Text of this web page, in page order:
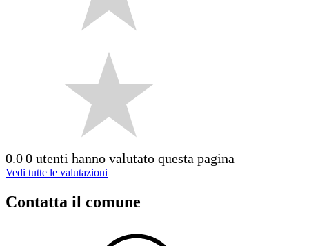
0.00 utenti hanno valutato questa pagina
Vedi tutte le valutazioni
Contatta il comune